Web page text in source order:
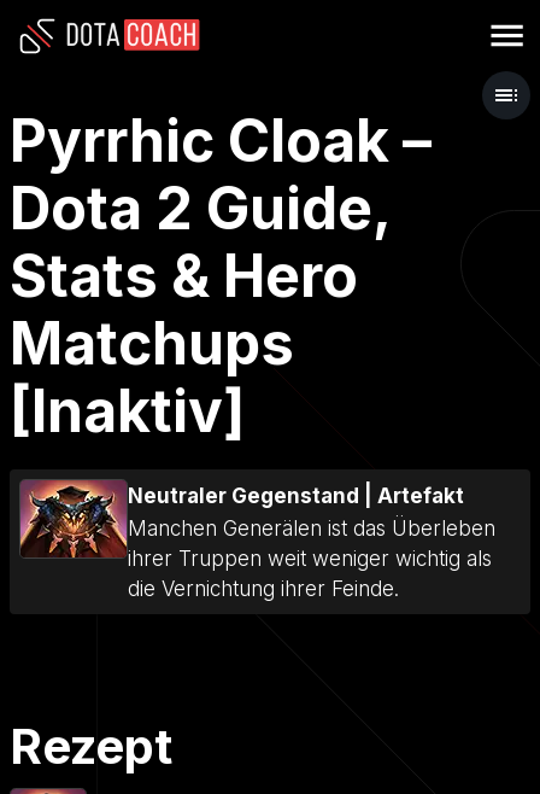
Pyrrhic Cloak –
Dota 2 Guide,
Stats & Hero
Matchups
[Inaktiv]
Neutraler Gegenstand
Artefakt
Manchen Generälen ist das Überleben
ihrer Truppen weit weniger wichtig als
die Vernichtung ihrer Feinde.
Rezept